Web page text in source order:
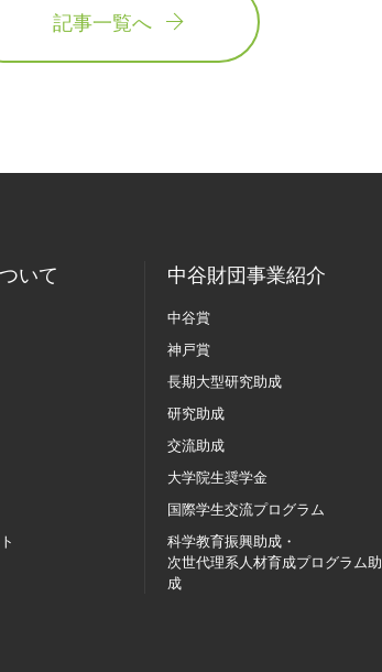
記事一覧へ
ついて 中谷財団事業紹介
中谷賞
神戸賞
長期大型研究助成
研究助成
交流助成
大学院生奨学金
国際学生交流プログラム
科学教育振興助成・
次世代理系人材育成プログラム助
成